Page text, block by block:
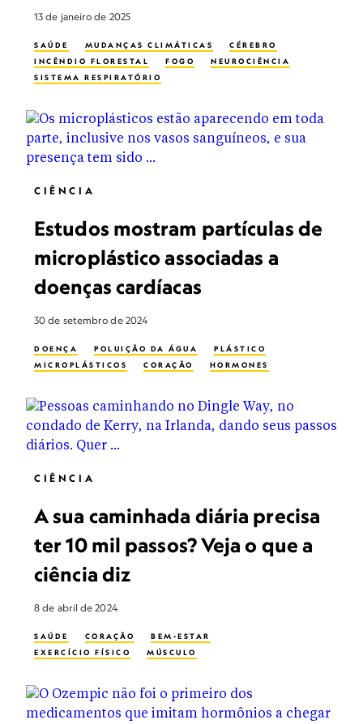
13 de janeiro de 2025
SAÚDE MUDANÇAS CLIMÁTICAS
CÉREBRO
INCÊNDIO FLORESTAL
FOGO
NEUROCIÊNCIA
SISTEMA RESPIRATÓRIO
CIÊNCIA
Estudos mostram partículas de
microplástico associadas a
doenças cardíacas
30 de setembro de 2024
DOENÇA POLUIÇÃO DA ÁGUA
PLÁSTICO
MICROPLÁSTICOS
CORAÇÃO HORMONES
CIÊNCIA
A sua caminhada diária precisa
ter 10 mil passos? Veja o que a
ciência diz
8 de abril de 2024
SAÚDE CORAÇÃO
BEM-ESTAR
EXERCÍCIO FÍSICO
MÚSCULO